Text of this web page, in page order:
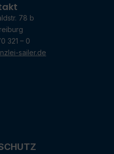
78 b
321 – 0
sailer.de